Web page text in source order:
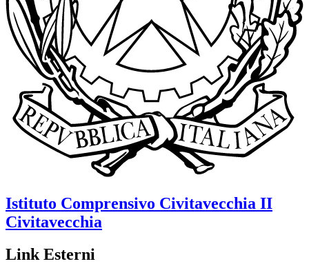
Istituto Comprensivo Civitavecchia II
Civitavecchia
Link Esterni